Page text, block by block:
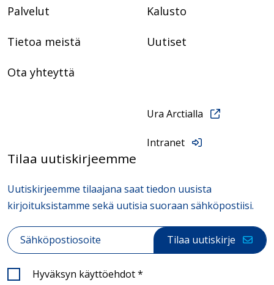
Palvelut Kalusto
Tietoa meistä Uutiset
Ota yhteyttä
Ura Arctialla
Intranet
Tilaa uutiskirjeemme
Uutiskirjeemme tilaajana saat tiedon uusista
kirjoituksistamme sekä uutisia suoraan sähköpostiisi.
Sähköposti * Tilaa uutiskirje
Hyväksyn käyttöehdot*